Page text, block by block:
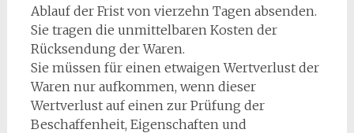
Ablauf der Frist von vierzehn Tagen absenden.
Sie tragen die unmittelbaren Kosten der
Rücksendung der Waren.
Sie müssen für einen etwaigen Wertverlust der
Waren nur aufkommen, wenn dieser
Wertverlust auf einen zur Prüfung der
Beschaffenheit, Eigenschaften und